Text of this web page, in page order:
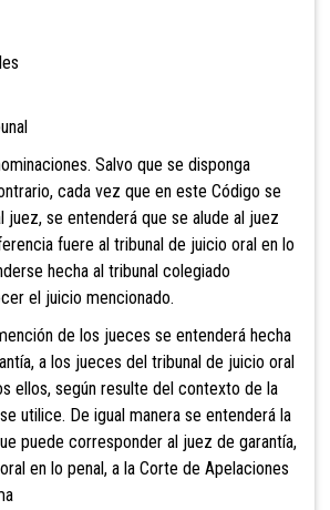
Salvo que se disponga
cada vez que en este Código se
juez, se entenderá que se alude al juez
fuere al tribunal de juicio oral en lo
hecha al tribunal colegiado
el juicio mencionado.
de los jueces se entenderá hecha
a los jueces del tribunal de juicio oral
ellos, según resulte del contexto de la
utilice. De igual manera se entenderá la
puede corresponder al juez de garantía,
en lo penal, a la Corte de Apelaciones